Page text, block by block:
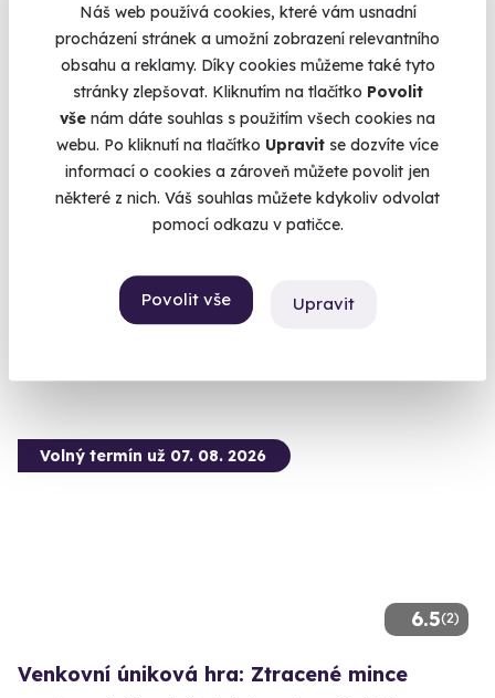
Náš web používá cookies, které vám usnadní
procházení stránek a umožní zobrazení relevantního
obsahu a reklamy. Díky cookies můžeme také tyto
stránky zlepšovat. Kliknutím na tlačítko Povolit
vše nám dáte souhlas s použitím všech cookies na
webu. Po kliknutí na tlačítko Upravit se dozvíte více
informací o cookies a zároveň můžete povolit jen
některé z nich. Váš souhlas můžete kdykoliv odvolat
pomocí odkazu v patičce.
Povolit vše Upravit
Venkovní úniková hra: Husitská tajemství
6.5(2)
Volný termín už 07. 08. 2026
Venkovní úniková hra: Ztracené mince